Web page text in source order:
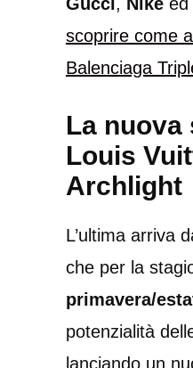
scoprire come
Balenciaga
La nuova
Louis
Archlight
L’ultima arriva
che per la
primavera/
potenzialità
lanciando un